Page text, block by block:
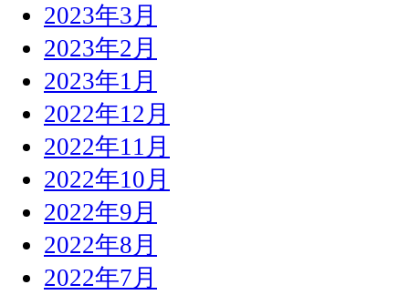
2023年3月
2023年2月
2023年1月
2022年12月
2022年11月
2022年10月
2022年9月
2022年8月
2022年7月